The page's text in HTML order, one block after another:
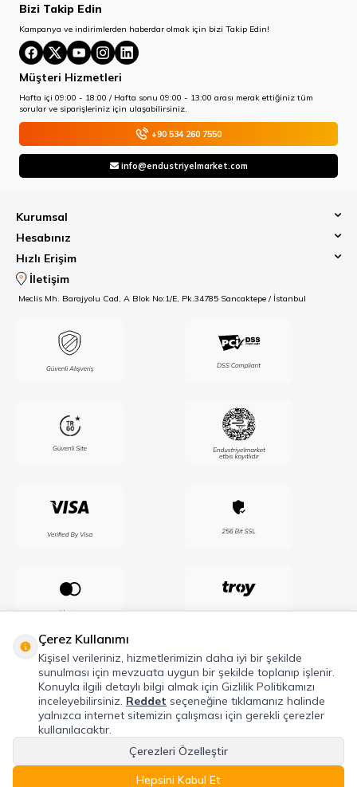
Bizi Takip Edin
Kampanya ve indirimlerden haberdar olmak için bizi Takip Edin!
Müşteri Hizmetleri
Hafta içi 09:00 - 18:00 / Hafta sonu 09:00 - 13:00 arası merak ettiğiniz tüm
sorular ve siparişleriniz için ulaşabilirsiniz.
+90 534 260 7550
info@endustriyelmarket.com
Kurumsal
Hesabınız
Hızlı Erişim
İletişim
Meclis Mh. Barajyolu Cad, A Blok No:1/E, Pk.34785 Sancaktepe / İstanbul
Telif Hakkı © 2026 Maxel Endüstri Elektrik Elektronik San. Tic. Şti. Tüm hakları
saklıdır.
Çerez Kullanımı
Kişisel verileriniz, hizmetlerimizin daha iyi bir şekilde
sunulması için mevzuata uygun bir şekilde toplanıp işlenir.
Konuyla ilgili detaylı bilgi almak için Gizlilik Politikamızı
inceleyebilirsiniz. Reddet seçeneğine tıklamanız halinde
yalnızca internet sitemizin çalışması için gerekli çerezler
kullanılacaktır.
Çerezleri Özelleştir
Hepsini Kabul Et